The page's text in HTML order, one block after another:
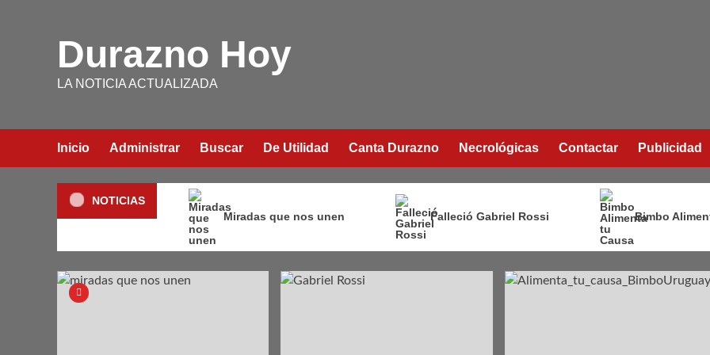
Durazno Hoy
LA NOTICIA ACTUALIZADA
Inicio Administrar Buscar De Utilidad Canta Durazno Necrológicas Contactar Publicidad
NOTICIAS
Miradas que nos unen
Falleció Gabriel Rossi Bimbo